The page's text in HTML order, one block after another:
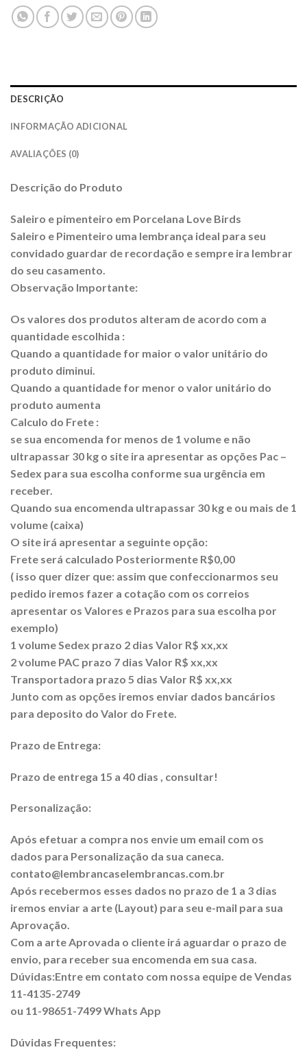
DESCRIÇÃO
INFORMAÇÃO ADICIONAL
AVALIAÇÕES (0)
Descrição do Produto
Saleiro e pimenteiro em Porcelana Love Birds
Saleiro e Pimenteiro uma lembrança ideal para seu
convidado guardar de recordação e sempre ira lembrar
do seu casamento.
Observação Importante:
Os valores dos produtos alteram de acordo com a
quantidade escolhida :
Quando a quantidade for maior o valor unitário do
produto diminui.
Quando a quantidade for menor o valor unitário do
produto aumenta
Calculo do Frete :
se sua encomenda for menos de 1 volume e não
ultrapassar 30 kg o site ira apresentar as opções Pac –
Sedex para sua escolha conforme sua urgência em
receber.
Quando sua encomenda ultrapassar 30 kg e ou mais de 1
volume (caixa)
O site irá apresentar a seguinte opção:
Frete será calculado Posteriormente R$0,00
( isso quer dizer que: assim que confeccionarmos seu
pedido iremos fazer a cotação com os correios
apresentar os Valores e Prazos para sua escolha por
exemplo)
1 volume Sedex prazo 2 dias Valor R$ xx,xx
2 volume PAC prazo 7 dias Valor R$ xx,xx
Transportadora prazo 5 dias Valor R$ xx,xx
Junto com as opções iremos enviar dados bancários
para deposito do Valor do Frete.
Prazo de Entrega:
Prazo de entrega 15 a 40 dias , consultar!
Personalização:
Após efetuar a compra nos envie um email com os
dados para Personalização da sua caneca.
contato@lembrancaselembrancas.com.br
Após recebermos esses dados no prazo de 1 a 3 dias
iremos enviar a arte (Layout) para seu e-mail para sua
Aprovação.
Com a arte Aprovada o cliente irá aguardar o prazo de
envio, para receber sua encomenda em sua casa.
Dúvidas:Entre em contato com nossa equipe de Vendas
11-4135-2749
ou 11-98651-7499 Whats App
Dúvidas Frequentes: